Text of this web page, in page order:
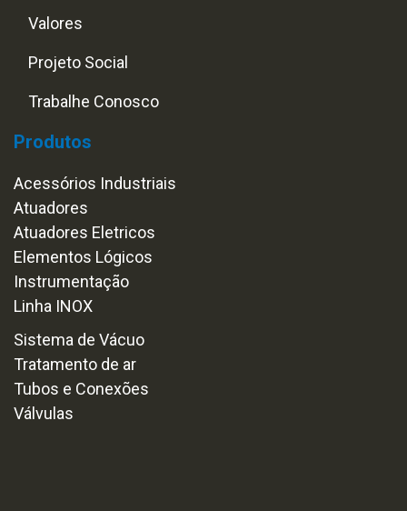
Valores
Projeto Social
Trabalhe Conosco
Produtos
Acessórios Industriais
Atuadores
Atuadores Eletricos
Elementos Lógicos
Instrumentação
Linha INOX
Sistema de Vácuo
Tratamento de ar
Tubos e Conexões
Válvulas